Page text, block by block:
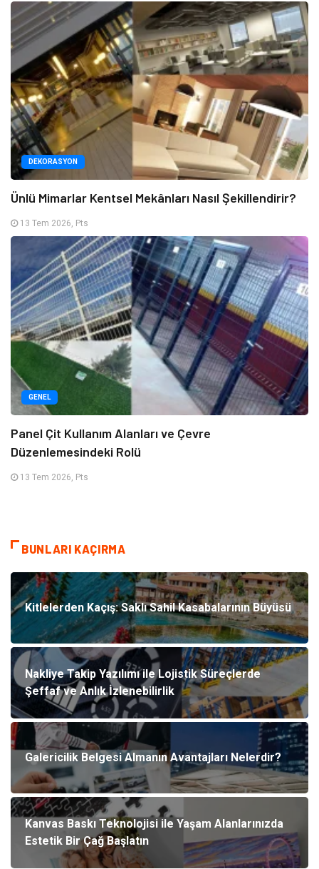
DEKORASYON
Ünlü Mimarlar Kentsel Mekânları Nasıl Şekillendirir?
13 Tem 2026, Pts
GENEL
Panel Çit Kullanım Alanları ve Çevre
Düzenlemesindeki Rolü
13 Tem 2026, Pts
BUNLARI KAÇIRMA
Kitlelerden Kaçış: Saklı Sahil Kasabalarının Büyüsü
Nakliye Takip Yazılımı ile Lojistik Süreçlerde
Şeffaf ve Anlık İzlenebilirlik
Galericilik Belgesi Almanın Avantajları Nelerdir?
Kanvas Baskı Teknolojisi ile Yaşam Alanlarınızda
Estetik Bir Çağ Başlatın